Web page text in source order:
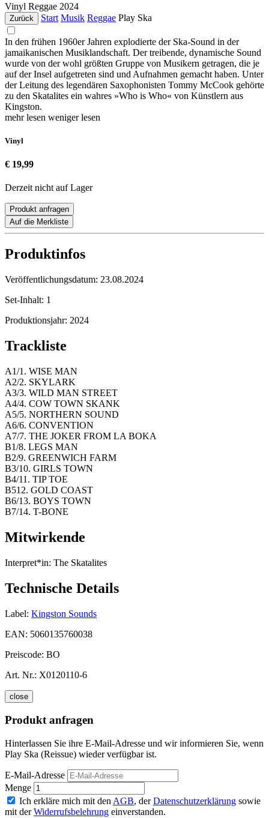
Vinyl Reggae 2024
Zurück Start Musik Reggae Play Ska
In den frühen 1960er Jahren explodierte der Ska-Sound in der
jamaikanischen Musiklandschaft. Der treibende, dynamische Sound
wurde von der wohl größten Gruppe von Musikern getragen, die je
auf der Insel aufgetreten sind und Aufnahmen gemacht haben. Unter
der Leitung des legendären Saxophonisten Tommy McCook gehörte
zu den Skatalites ein wahres »Who is Who« von Künstlern aus
Kingston.
mehr lesen weniger lesen
Vinyl
€ 19,99
Derzeit nicht auf Lager
Produkt anfragen
Auf die Merkliste
Produktinfos
Veröffentlichungsdatum: 23.08.2024
Set-Inhalt: 1
Produktionsjahr: 2024
Trackliste
A1/1. WISE MAN
A2/2. SKYLARK
A3/3. WILD MAN STREET
A4/4. COW TOWN SKANK
A5/5. NORTHERN SOUND
A6/6. CONVENTION
A7/7. THE JOKER FROM LA BOKA
B1/8. LEGS MAN
B2/9. GREENWICH FARM
B3/10. GIRLS TOWN
B4/11. TIP TOE
B512. GOLD COAST
B6/13. BOYS TOWN
B7/14. T-BONE
Mitwirkende
Interpret*in: The Skatalites
Technische Details
Label: Kingston Sounds
EAN: 5060135760038
Preiscode: BO
Art. Nr.: X0120110-6
close
Produkt anfragen
Hinterlassen Sie ihre E-Mail-Adresse und wir informieren Sie, wenn
Play Ska (Reissue) wieder verfügbar ist.
E-Mail-Adresse
Menge
Ich erkläre mich mit den AGB, derDatenschutzerklärung sowie
mit derWiderrufsbelehrung einverstanden.